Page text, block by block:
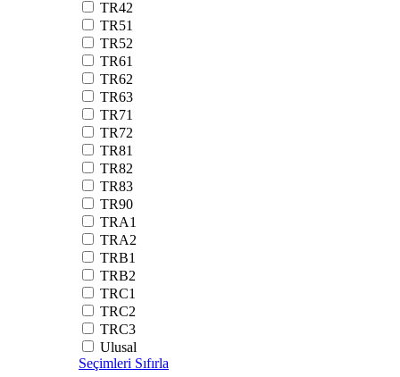
TR42
TR51
TR52
TR61
TR62
TR63
TR71
TR72
TR81
TR82
TR83
TR90
TRA1
TRA2
TRB1
TRB2
TRC1
TRC2
TRC3
Ulusal
Seçimleri Sıfırla